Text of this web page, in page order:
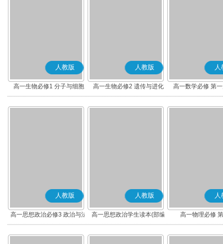
人教版
高一生物必修1 分子与细胞
人教版
高一生物必修2 遗传与进化
人
高一数学必修 第
人教版
高一思想政治必修3 政治与法
治(部编版)
人教版
高一思想政治学生读本(部编
版)
人
高一物理必修